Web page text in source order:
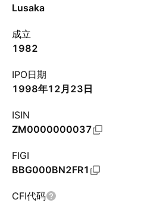
Lusaka
成立
1982
IPO日期
1998年12月23日
ISIN
ZM0000000037
FIGI
BBG000BN2FR1
CFI代码